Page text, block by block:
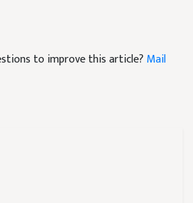
to improve this article?